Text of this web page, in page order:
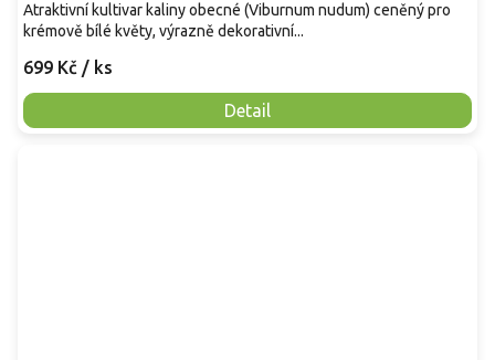
699 Kč / ks
Detail
Atraktivní kultivar kaliny obecné (Viburnum nudum) ceněný pro
krémově bílé květy, výrazně dekorativní...